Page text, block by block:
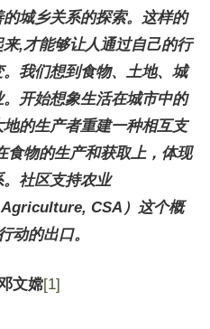
城乡关系的探索。这样的
,才能够让人通过自己的行
我们想到食物、土地、城
开始想象生活在城市中的
的生产者重建一种相互支
食物的生产和获取上，体现
社区支持农业
CSA）这个概
动的出口。
文嫦[1]